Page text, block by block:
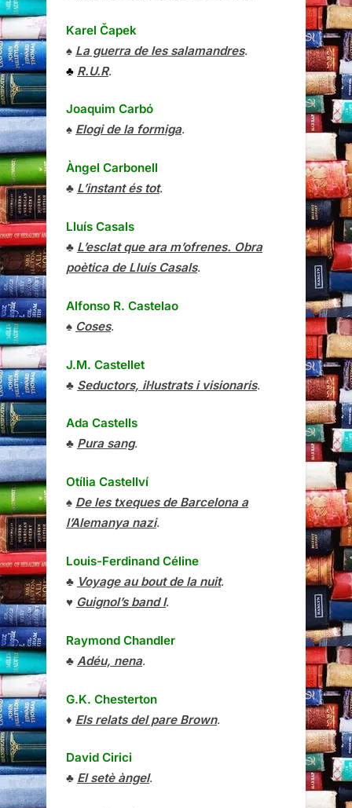
Karel Čapek
♠ La guerra de les salamandres.
♣ R.U.R.
Joaquim Carbó
♠ Elogi de la formiga.
Àngel Carbonell
♣ L’instant és tot.
Lluís Casals
♣ L’esclat que ara m’ofrenes. Obra
poètica de Lluís Casals.
Alfonso R. Castelao
♠ Coses.
J.M. Castellet
♣ Seductors, il·lustrats i visionaris.
Ada Castells
♣ Pura sang.
Otília Castellví
♠ De les txeques de Barcelona a
l’Alemanya nazi.
Louis-Ferdinand Céline
♣ Voyage au bout de la nuit.
♥ Guignol’s band I.
Raymond Chandler
♣ Adéu, nena.
G.K. Chesterton
♦ Els relats del pare Brown.
David Cirici
♣ El setè àngel.